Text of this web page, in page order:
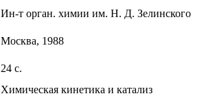
Ин-т орган. химии им. Н. Д. Зелинского
Москва, 1988
24 с.
Химическая кинетика и катализ